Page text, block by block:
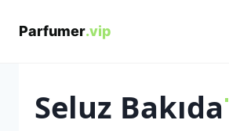
keç
Seluz Bakıda.